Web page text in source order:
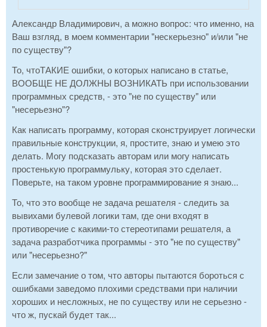
Александр Владимирович, а можно вопрос: что именно, на
Ваш взгляд, в моем комментарии "нескерьезно" и/или "не
по существу"?
То, чтоТАКИЕ ошибки, о которых написано в статье,
ВООБЩЕ НЕ ДОЛЖНЫ ВОЗНИКАТЬ при использовании
программных средств, - это "не по существу" или
"несерьезно"?
Как написать программу, которая сконструирует логически
правильные конструкции, я, простите, знаю и умею это
делать. Могу подсказать авторам или могу написать
простенькую программульку, которая это сделает.
Поверьте, на таком уровне программирование я знаю...
То, что это вообще не задача решателя - следить за
вывихами булевой логики там, где они входят в
противоречие с какими-то стереотипами решателя, а
задача разработчика программы - это "не по существу"
или "несерьезно?"
Если замечание о том, что авторы пытаются бороться с
ошибками заведомо плохими средствами при наличии
хороших и несложных, не по существу или не серьезно -
что ж, пускай будет так...